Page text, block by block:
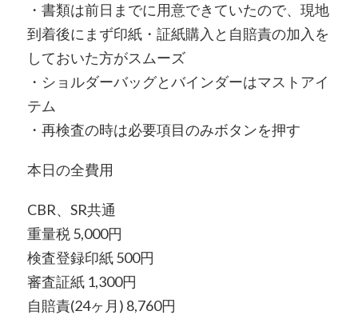
・書類は前日までに用意できていたので、現地
到着後にまず印紙・証紙購入と自賠責の加入を
しておいた方がスムーズ
・ショルダーバッグとバインダーはマストアイ
テム
・再検査の時は必要項目のみボタンを押す
本日の全費用
CBR、SR共通
重量税 5,000円
検査登録印紙 500円
審査証紙 1,300円
自賠責(24ヶ月) 8,760円